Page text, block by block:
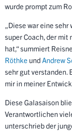
wurde prompt zum
„Diese war eine
super Coach, der
hat,“ summiert
Röthke undAndrew
sehr gut verstanden.
mir in meiner
Diese Galasaison
Verantwortlichen
unterschrieb der